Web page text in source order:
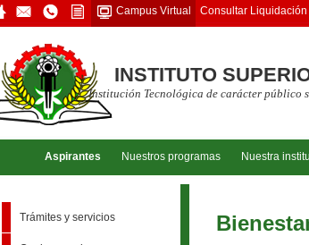
Campus Virtual Consultar Liquidación
INSTITUTO
Institución Tecnológica de carácter público
Aspirantes Nuestros programas Nuestra
Trámites y servicios